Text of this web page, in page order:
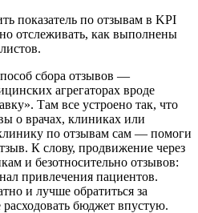
показатель по отзывам в KPI
отслеживать, как выполнены
сбора отзывов —
агрегаторах вроде
Там все устроено так, что
о врачах, клиниках или
по отзывам сам — помоги
К слову, продвижение через
и безотносительно отзывов:
привлечения пациентов.
и лучше обратиться за
бюджет впустую.